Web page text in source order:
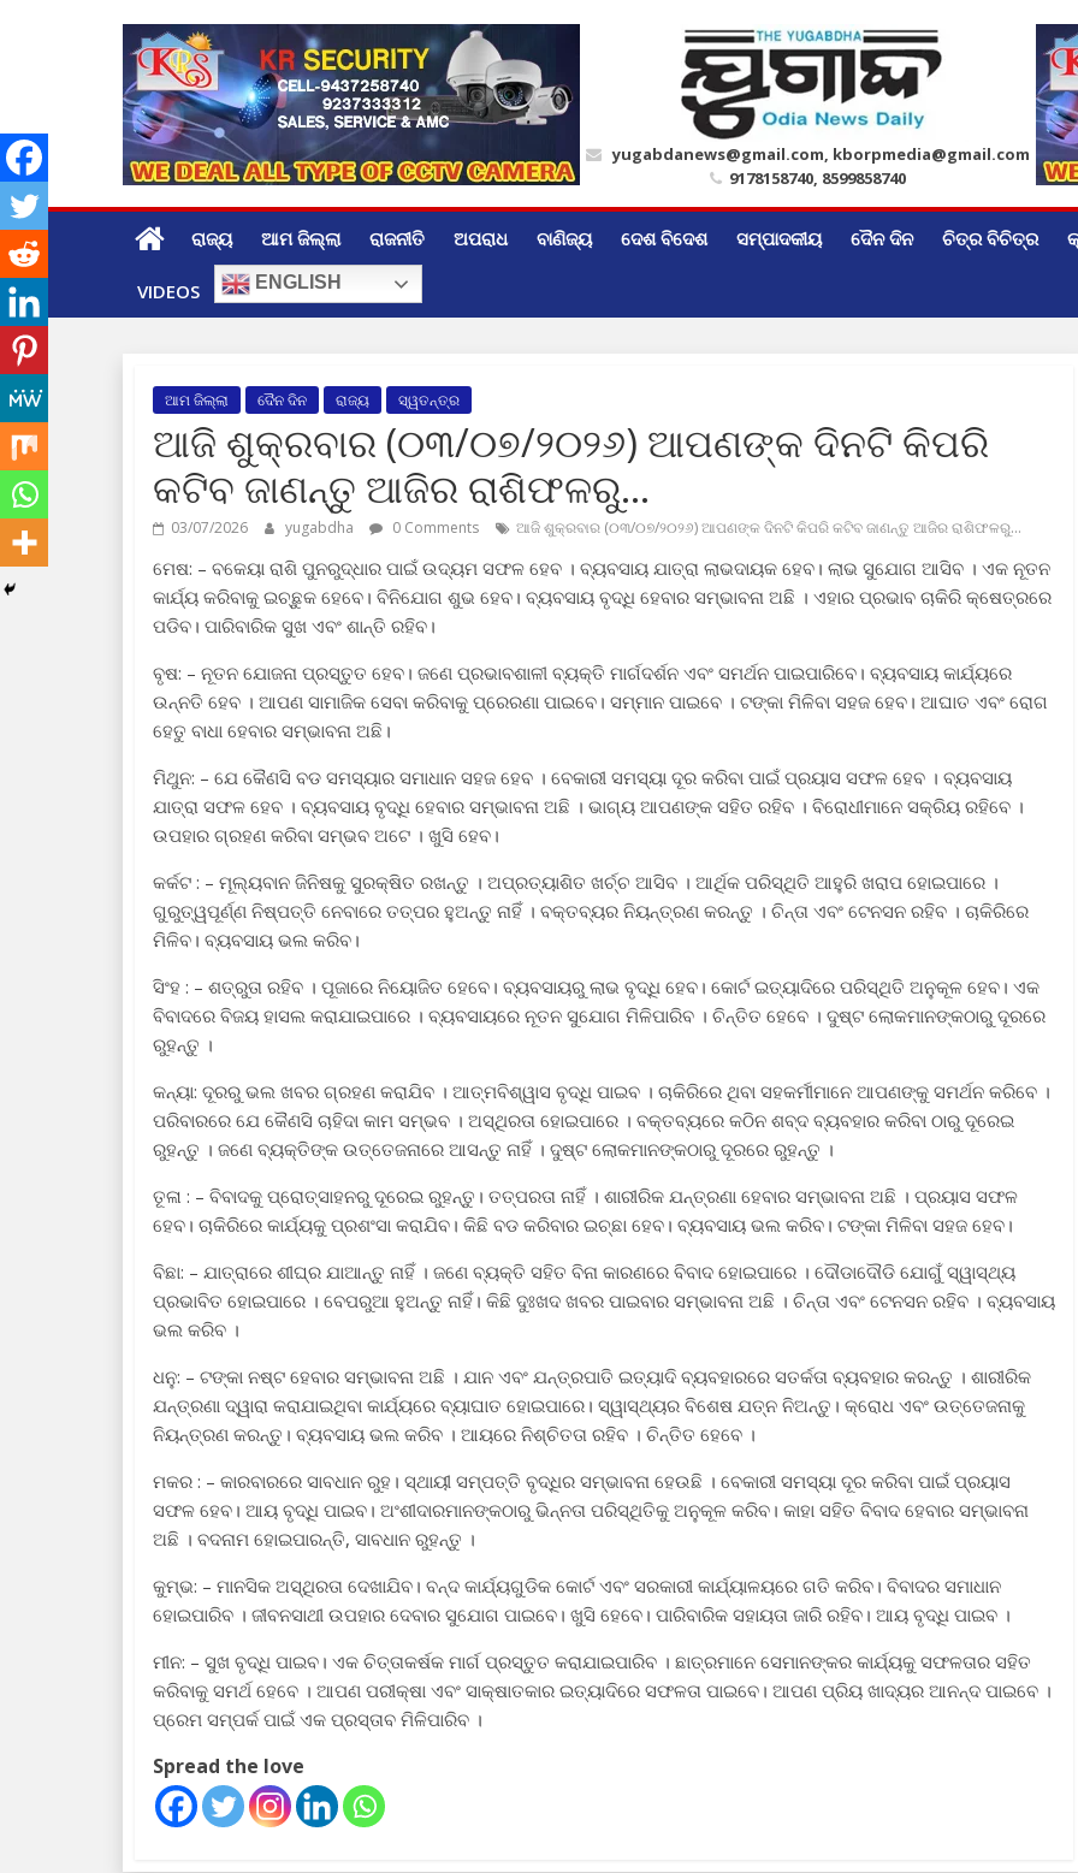
yugabdanews@gmail.com, kborpmedia@gmail.com
9178158740, 8599858740
ରାଜ୍ୟ ଆମ ଜିଲ୍ଲା ରାଜନୀତି ଅପରାଧ ବାଣିଜ୍ୟ ଦେଶ ବିଦେଶ ସମ୍ପାଦକୀୟ ଦୈନ ଦିନ ଚିତ୍ର ବିଚିତ୍ର
VIDEOS ENGLISH
ଆମ ଜିଲ୍ଲା ଦୈନ ଦିନ ରାଜ୍ୟ ସ୍ୱତନ୍ତ୍ର
ଆଜି ଶୁକ୍ରବାର (୦୩/୦୭/୨୦୨୬) ଆପଣଙ୍କ ଦିନଟି କିପରି
କଟିବ ଜାଣନ୍ତୁ ଆଜିର ରାଶିଫଳରୁ…
03/07/2026 yugabdha 0 Comments ଆଜି ଶୁକ୍ରବାର (୦୩/୦୭/୨୦୨୬) ଆପଣଙ୍କ ଦିନଟି କିପରି କଟିବ ଜାଣନ୍ତୁ ଆଜିର ରାଶିଫଳରୁ…
ମେଷ: – ବକେୟା ରାଶି ପୁନରୁଦ୍ଧାର ପାଇଁ ଉଦ୍ୟମ ସଫଳ ହେବ । ବ୍ୟବସାୟ ଯାତ୍ରା ଲାଭଦାୟକ ହେବ। ଲାଭ ସୁଯୋଗ ଆସିବ । ଏକ ନୂତନ
କାର୍ଯ୍ୟ କରିବାକୁ ଇଚ୍ଛୁକ ହେବେ। ବିନିଯୋଗ ଶୁଭ ହେବ। ବ୍ୟବସାୟ ବୃଦ୍ଧି ହେବାର ସମ୍ଭାବନା ଅଛି । ଏହାର ପ୍ରଭାବ ଚାକିରି କ୍ଷେତ୍ରରେ
ପଡିବ। ପାରିବାରିକ ସୁଖ ଏବଂ ଶାନ୍ତି ରହିବ।
ବୃଷ: – ନୂତନ ଯୋଜନା ପ୍ରସ୍ତୁତ ହେବ। ଜଣେ ପ୍ରଭାବଶାଳୀ ବ୍ୟକ୍ତି ମାର୍ଗଦର୍ଶନ ଏବଂ ସମର୍ଥନ ପାଇପାରିବେ। ବ୍ୟବସାୟ କାର୍ଯ୍ୟରେ
ଉନ୍ନତି ହେବ । ଆପଣ ସାମାଜିକ ସେବା କରିବାକୁ ପ୍ରେରଣା ପାଇବେ। ସମ୍ମାନ ପାଇବେ । ଟଙ୍କା ମିଳିବା ସହଜ ହେବ। ଆଘାତ ଏବଂ ରୋଗ
ହେତୁ ବାଧା ହେବାର ସମ୍ଭାବନା ଅଛି।
ମିଥୁନ: – ଯେ କୈଣସି ବଡ ସମସ୍ୟାର ସମାଧାନ ସହଜ ହେବ । ବେକାରୀ ସମସ୍ୟା ଦୂର କରିବା ପାଇଁ ପ୍ରୟାସ ସଫଳ ହେବ । ବ୍ୟବସାୟ
ଯାତ୍ରା ସଫଳ ହେବ । ବ୍ୟବସାୟ ବୃଦ୍ଧି ହେବାର ସମ୍ଭାବନା ଅଛି । ଭାଗ୍ୟ ଆପଣଙ୍କ ସହିତ ରହିବ । ବିରୋଧୀମାନେ ସକ୍ରିୟ ରହିବେ ।
ଉପହାର ଗ୍ରହଣ କରିବା ସମ୍ଭବ ଅଟେ । ଖୁସି ହେବ।
କର୍କଟ : – ମୂଲ୍ୟବାନ ଜିନିଷକୁ ସୁରକ୍ଷିତ ରଖନ୍ତୁ । ଅପ୍ରତ୍ୟାଶିତ ଖର୍ଚ୍ଚ ଆସିବ । ଆର୍ଥିକ ପରିସ୍ଥିତି ଆହୁରି ଖରାପ ହୋଇପାରେ ।
ଗୁରୁତ୍ୱପୂର୍ଣ୍ଣ ନିଷ୍ପତ୍ତି ନେବାରେ ତତ୍ପର ହୁଅନ୍ତୁ ନାହିଁ । ବକ୍ତବ୍ୟର ନିୟନ୍ତ୍ରଣ କରନ୍ତୁ । ଚିନ୍ତା ଏବଂ ଟେନସନ ରହିବ । ଚାକିରିରେ
ମିଳିବ। ବ୍ୟବସାୟ ଭଲ କରିବ।
ସିଂହ : – ଶତ୍ରୁତା ରହିବ । ପୂଜାରେ ନିୟୋଜିତ ହେବେ। ବ୍ୟବସାୟରୁ ଲାଭ ବୃଦ୍ଧି ହେବ। କୋର୍ଟ ଇତ୍ୟାଦିରେ ପରିସ୍ଥିତି ଅନୁକୂଳ ହେବ। ଏକ
ବିବାଦରେ ବିଜୟ ହାସଲ କରାଯାଇପାରେ । ବ୍ୟବସାୟରେ ନୂତନ ସୁଯୋଗ ମିଳିପାରିବ । ଚିନ୍ତିତ ହେବେ । ଦୁଷ୍ଟ ଲୋକମାନଙ୍କଠାରୁ ଦୂରରେ
ରୁହନ୍ତୁ ।
କନ୍ୟା: ଦୂରରୁ ଭଲ ଖବର ଗ୍ରହଣ କରାଯିବ । ଆତ୍ମବିଶ୍ୱାସ ବୃଦ୍ଧି ପାଇବ । ଚାକିରିରେ ଥିବା ସହକର୍ମୀମାନେ ଆପଣଙ୍କୁ ସମର୍ଥନ କରିବେ ।
ପରିବାରରେ ଯେ କୈଣସି ଚାହିଦା କାମ ସମ୍ଭବ । ଅସ୍ଥିରତା ହୋଇପାରେ । ବକ୍ତବ୍ୟରେ କଠିନ ଶବ୍ଦ ବ୍ୟବହାର କରିବା ଠାରୁ ଦୂରେଇ
ରୁହନ୍ତୁ । ଜଣେ ବ୍ୟକ୍ତିଙ୍କ ଉତ୍ତେଜନାରେ ଆସନ୍ତୁ ନାହିଁ । ଦୁଷ୍ଟ ଲୋକମାନଙ୍କଠାରୁ ଦୂରରେ ରୁହନ୍ତୁ ।
ତୂଳା : – ବିବାଦକୁ ପ୍ରୋତ୍ସାହନରୁ ଦୂରେଇ ରୁହନ୍ତୁ। ତତ୍ପରତା ନାହିଁ । ଶାରୀରିକ ଯନ୍ତ୍ରଣା ହେବାର ସମ୍ଭାବନା ଅଛି । ପ୍ରୟାସ ସଫଳ
ହେବ। ଚାକିରିରେ କାର୍ଯ୍ୟକୁ ପ୍ରଶଂସା କରାଯିବ। କିଛି ବଡ କରିବାର ଇଚ୍ଛା ହେବ। ବ୍ୟବସାୟ ଭଲ କରିବ। ଟଙ୍କା ମିଳିବା ସହଜ ହେବ।
ବିଛା: – ଯାତ୍ରାରେ ଶୀଘ୍ର ଯାଆନ୍ତୁ ନାହିଁ । ଜଣେ ବ୍ୟକ୍ତି ସହିତ ବିନା କାରଣରେ ବିବାଦ ହୋଇପାରେ । ଦୌଡାଦୌଡି ଯୋଗୁଁ ସ୍ୱାସ୍ଥ୍ୟ
ପ୍ରଭାବିତ ହୋଇପାରେ । ବେପରୁଆ ହୁଅନ୍ତୁ ନାହିଁ। କିଛି ଦୁଃଖଦ ଖବର ପାଇବାର ସମ୍ଭାବନା ଅଛି । ଚିନ୍ତା ଏବଂ ଟେନସନ ରହିବ । ବ୍ୟବସାୟ
ଭଲ କରିବ ।
ଧନୁ: – ଟଙ୍କା ନଷ୍ଟ ହେବାର ସମ୍ଭାବନା ଅଛି । ଯାନ ଏବଂ ଯନ୍ତ୍ରପାତି ଇତ୍ୟାଦି ବ୍ୟବହାରରେ ସତର୍କତା ବ୍ୟବହାର କରନ୍ତୁ । ଶାରୀରିକ
ଯନ୍ତ୍ରଣା ଦ୍ୱାରା କରାଯାଇଥିବା କାର୍ଯ୍ୟରେ ବ୍ୟାଘାତ ହୋଇପାରେ। ସ୍ୱାସ୍ଥ୍ୟର ବିଶେଷ ଯତ୍ନ ନିଅନ୍ତୁ। କ୍ରୋଧ ଏବଂ ଉତ୍ତେଜନାକୁ
ନିୟନ୍ତ୍ରଣ କରନ୍ତୁ। ବ୍ୟବସାୟ ଭଲ କରିବ । ଆୟରେ ନିଶ୍ଚିତତା ରହିବ । ଚିନ୍ତିତ ହେବେ ।
ମକର : – କାରବାରରେ ସାବଧାନ ରୁହ। ସ୍ଥାୟୀ ସମ୍ପତ୍ତି ବୃଦ୍ଧିର ସମ୍ଭାବନା ହେଉଛି । ବେକାରୀ ସମସ୍ୟା ଦୂର କରିବା ପାଇଁ ପ୍ରୟାସ
ସଫଳ ହେବ। ଆୟ ବୃଦ୍ଧି ପାଇବ। ଅଂଶୀଦାରମାନଙ୍କଠାରୁ ଭିନ୍ନତା ପରିସ୍ଥିତିକୁ ଅନୁକୂଳ କରିବ। କାହା ସହିତ ବିବାଦ ହେବାର ସମ୍ଭାବନା
ଅଛି । ବଦନାମ ହୋଇପାରନ୍ତି, ସାବଧାନ ରୁହନ୍ତୁ ।
କୁମ୍ଭ: – ମାନସିକ ଅସ୍ଥିରତା ଦେଖାଯିବ। ବନ୍ଦ କାର୍ଯ୍ୟଗୁଡିକ କୋର୍ଟ ଏବଂ ସରକାରୀ କାର୍ଯ୍ୟାଳୟରେ ଗତି କରିବ। ବିବାଦର ସମାଧାନ
ହୋଇପାରିବ । ଜୀବନସାଥୀ ଉପହାର ଦେବାର ସୁଯୋଗ ପାଇବେ। ଖୁସି ହେବେ। ପାରିବାରିକ ସହାୟତା ଜାରି ରହିବ। ଆୟ ବୃଦ୍ଧି ପାଇବ ।
ମୀନ: – ସୁଖ ବୃଦ୍ଧି ପାଇବ। ଏକ ଚିତ୍ତାକର୍ଷକ ମାର୍ଗ ପ୍ରସ୍ତୁତ କରାଯାଇପାରିବ । ଛାତ୍ରମାନେ ସେମାନଙ୍କର କାର୍ଯ୍ୟକୁ ସଫଳତାର ସହିତ
କରିବାକୁ ସମର୍ଥ ହେବେ । ଆପଣ ପରୀକ୍ଷା ଏବଂ ସାକ୍ଷାତକାର ଇତ୍ୟାଦିରେ ସଫଳତା ପାଇବେ। ଆପଣ ପ୍ରିୟ ଖାଦ୍ୟର ଆନନ୍ଦ ପାଇବେ ।
ପ୍ରେମ ସମ୍ପର୍କ ପାଇଁ ଏକ ପ୍ରସ୍ତାବ ମିଳିପାରିବ ।
Spread the love